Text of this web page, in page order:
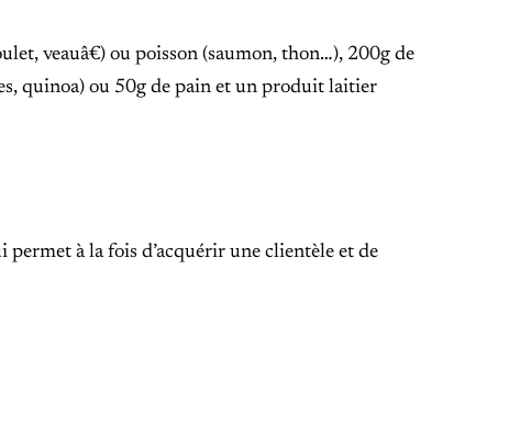
veauâ€) ou poisson (saumon, thon…), 200g de
quinoa) ou 50g de pain et un produit laitier
à la fois d’acquérir une clientèle et de